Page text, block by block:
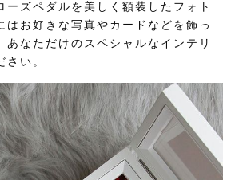
ーズペダルを美しく額装したフォト
はお好きな写真やカードなどを飾っ
あなただけのスペシャルなインテリ
さい。